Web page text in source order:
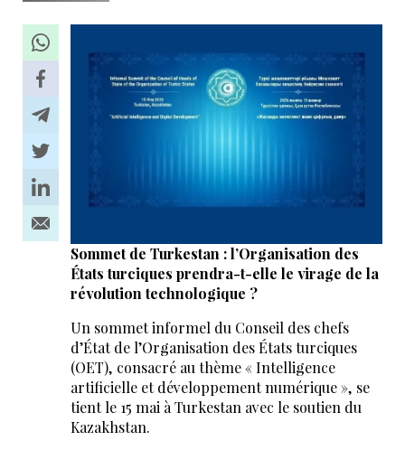
Sommet de Turkestan : l’Organisation des
États turciques prendra-t-elle le virage de la
révolution technologique ?
Un sommet informel du Conseil des chefs
d’État de l’Organisation des États turciques
(OET), consacré au thème « Intelligence
artificielle et développement numérique », se
tient le 15 mai à Turkestan avec le soutien du
Kazakhstan.